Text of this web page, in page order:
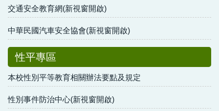
交通安全教育網(新視窗開啟)
中華民國汽車安全協會(新視窗開啟)
性平專區
本校性別平等教育相關辦法要點及規定
性別事件防治中心(新視窗開啟)